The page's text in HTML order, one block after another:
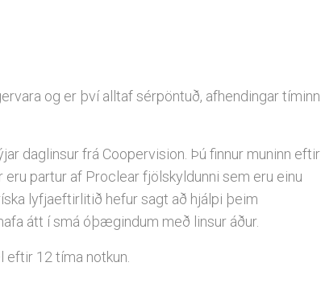
og er því alltaf sérpöntuð, afhendingar tíminn
daglinsur frá Coopervision. Þú finnur muninn eftir
partur af Proclear fjölskyldunni sem eru einu
lyfjaeftirlitið hefur sagt að hjálpi þeim
átt í smá óþægindum með linsur áður.
12 tíma notkun.